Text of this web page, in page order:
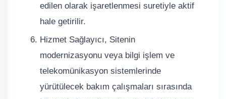
edilen olarak işaretlenmesi suretiyle aktif
hale getirilir.
Hizmet Sağlayıcı, Sitenin
modernizasyonu veya bilgi işlem ve
telekomünikasyon sistemlerinde
yürütülecek bakım çalışmaları sırasında